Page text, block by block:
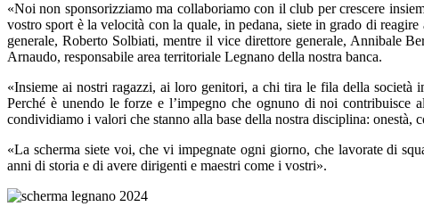
«Noi non sponsorizziamo ma collaboriamo con il club per crescere
vostro sport è la velocità con la quale, in pedana, siete in grado di
generale, Roberto Solbiati, mentre il vice direttore generale, Annibale
Arnaudo, responsabile area territoriale Legnano della nostra banca.
«Insieme ai nostri ragazzi, ai loro genitori, a chi tira le fila della società
Perché è unendo le forze e l’impegno che ognuno di noi
condividiamo i valori che stanno alla base della nostra disciplina: onestà,
«La scherma siete voi, che vi impegnate ogni giorno, che lavorate di
anni di storia e di avere dirigenti e maestri come i vostri».